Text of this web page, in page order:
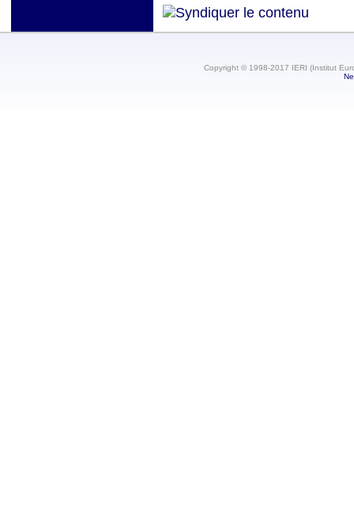
Copyright © 1998-2017 IERI (Institut